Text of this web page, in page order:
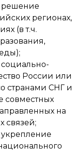
решение
регионах,
(в т.ч.
России или
странами СНГ и
совместных
на
связей;